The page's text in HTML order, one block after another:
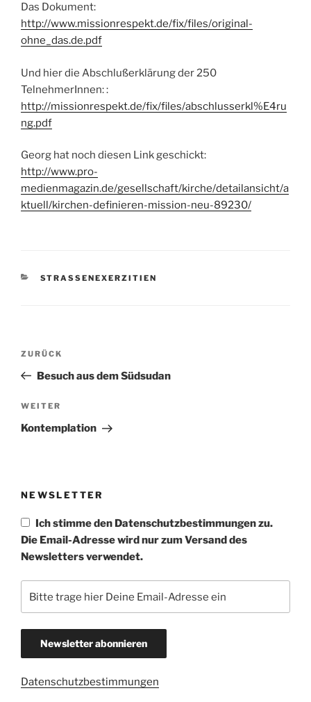
Das Dokument:
http://www.missionrespekt.de/fix/files/original-
ohne_das.de.pdf
Und hier die Abschlußerklärung der 250
TelnehmerInnen: :
http://missionrespekt.de/fix/files/abschlusserkl%E4ru
ng.pdf
Georg hat noch diesen Link geschickt:
http://www.pro-
medienmagazin.de/gesellschaft/kirche/detailansicht/a
ktuell/kirchen-definieren-mission-neu-89230/
KATEGORIEN
STRASSENEXERZITIEN
Beitragsnavigation
Vorheriger
Beitrag
ZURÜCK
Besuch aus dem Südsudan
Nächster
Beitrag
WEITER
Kontemplation
NEWSLETTER
Ich stimme den Datenschutzbestimmungen zu.
Die Email-Adresse wird nur zum Versand des
Newsletters verwendet.
Datenschutzbestimmungen